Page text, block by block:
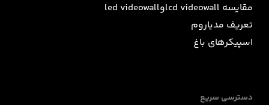
مقایسه lcd videowallوled videowall
تعریف مدیاروم
اسپیکرهای باغ
دسترسی سریع